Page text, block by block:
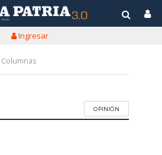
Ingresar
Columnas
OPINIÓN